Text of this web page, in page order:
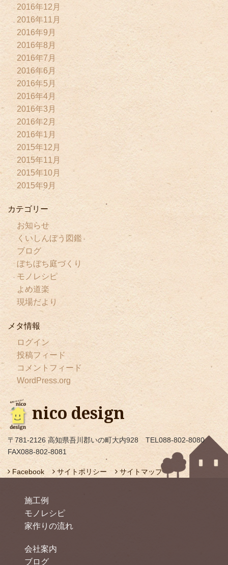
2016年12月
2016年11月
2016年9月
2016年8月
2016年7月
2016年6月
2016年5月
2016年4月
2016年3月
2016年2月
2016年1月
2015年12月
2015年11月
2015年10月
2015年9月
カテゴリー
お知らせ
くいしんぼう図鑑
ブログ
ぼちぼち庭づくり
モノレシピ
よめ道楽
現場だより
メタ情報
ログイン
投稿フィード
コメントフィード
WordPress.org
nico design
〒781-2126 高知県吾川郡いの町大内928 TEL088-802-8080
FAX088-802-8081
Facebook サイトポリシー サイトマップ
施工例
モノレシピ
家作りの流れ
会社案内
ブログ